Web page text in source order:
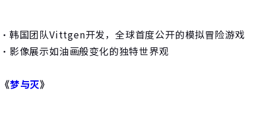
・韩国团队Vittgen开发，全球首度公开的模拟冒险游戏
・影像展示如油画般变化的独特世界观
《梦与灭》